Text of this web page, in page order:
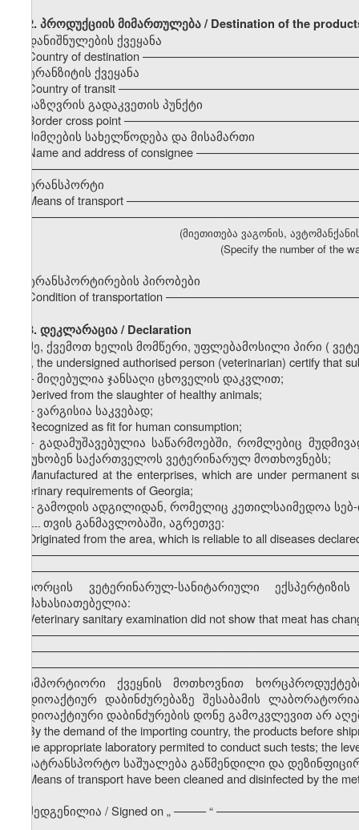
2. პროდუქციის მიმართულება / Destination of the
დანიშნულების ქვეყანა
Country of destination
ტრანზიტის ქვეყანა
Country of transit
საზღვრის გადაკვეთის პუნქტი
Border cross point
მიმღების სახელწოდება და მისამართი
Name and address of consignee
ტრანსპორტი
Means of transport
(მიეთითება ვაგონის,
(Specify the number of the
ტრანსპორტირების პირობები
Condition of transportation
3. დეკლარაცია / Declaration
მე, ქვემოთ ხელის მომწერი, უფლებამოსილი პირი (
I, the undersigned authorised person (veterinarian) certify that
–მიღებულია ჯანსაღი ცხოველის დაკვლით;
Derived from the slaughter of healthy animals;
– ვარგისია საკვებად;
Recognized as fit for human consumption;
–გადამუშავებულია საწარმოებში, რომლებიც
პასუხობენ საქართველოს ვეტერინარულ მოთხოვნებს;
Manufactured at the enterprises, which are under
veterinary requirements of Georgia;
–გამოდის ადგილიდან, რომელიც კეთილსაიმედოა
--------- თვის განმავლობაში, აგრეთვე:
Originated from the area, which is reliable to all diseases
ხორცის ვეტერინარულ-სანიტარიული
დამახასიათებელია:
Veterinary sanitary examination did not show that meat has
იმპორტიორი ქვეყნის მოთხოვნით
რადიოაქტიურ დაბინძურებაზე შესაბამის
რადიოაქტიური დაბინძურების დონე გამოკვლევით არ
By the demand of the importing country, the products before
in the appropriate laboratory permited to conduct such tests; the
სატრანსპორტო საშუალება გაწმენდილი და
Means of transport have been cleaned and disinfected by the
შედგენილია / Signed on„––––– “